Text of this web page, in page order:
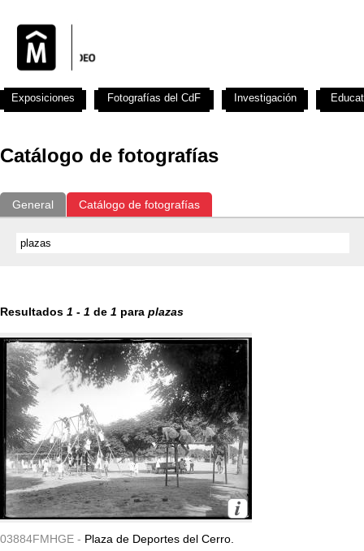
Catálogo de fotografías
General Catálogo de fotografías
Resultados 1 - 1 de 1 para plazas
03884FMHGE - Plaza de Deportes del Cerro.
Exposiciones Fotografías del CdF Investigación